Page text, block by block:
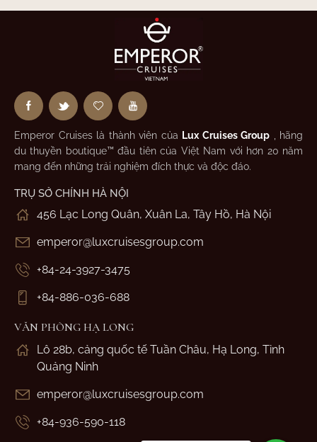
Emperor Cruises là thành viên của Lux Cruises Group
, hãng
du thuyền boutique™ đầu tiên của Việt Nam với hơn 20 năm
mang đến những trải nghiệm đích thực và độc đáo.
TRỤ SỞ CHÍNH HÀ NỘI
456 Lạc Long Quân, Xuân La, Tây Hồ, Hà Nội
emperor@luxcruisesgroup.com
+84-24-3927-3475
+84-886-036-688
VĂN PHÒNG HẠ LONG
Lô 28b, cảng quốc tế Tuần Châu, Hạ Long, Tỉnh
Quảng Ninh
emperor@luxcruisesgroup.com
+84-936-590-118